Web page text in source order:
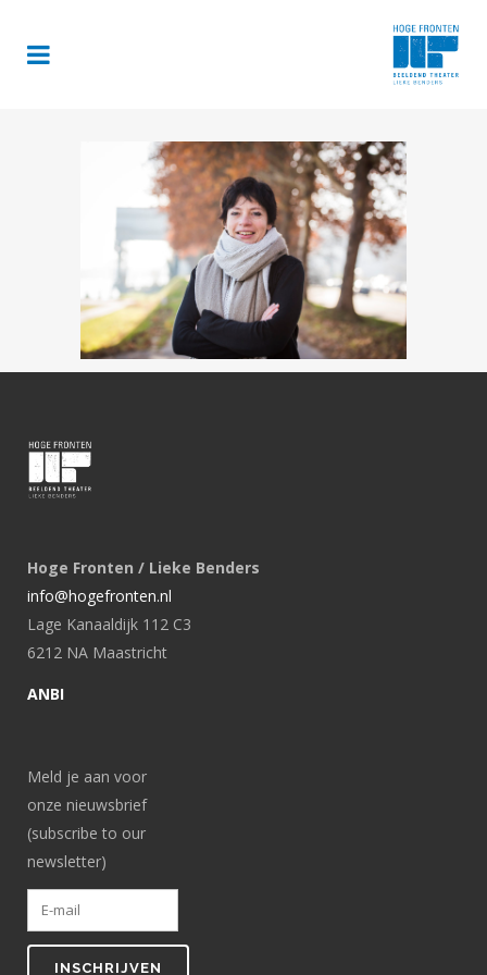
Hoge Fronten / Lieke Benders
info@hogefronten.nl
Lage Kanaaldijk 112 C3
6212 NA Maastricht
ANBI
Meld je aan voor
onze nieuwsbrief
(subscribe to our
newsletter)